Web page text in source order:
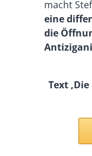
macht
eine
die
Text